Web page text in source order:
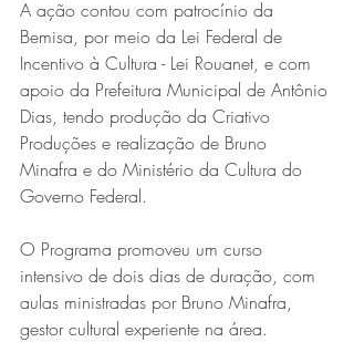
Série MPB abre temporada de
shows em Ipatinga com Flávio
Venturini
A ação contou com patrocínio da
Bemisa, por meio da Lei Federal de
Incentivo à Cultura - Lei Rouanet, e com
apoio da Prefeitura Municipal de Antônio
Dias, tendo produção da Criativo
Produções e realização de Bruno
Minafra e do Ministério da Cultura do
Governo Federal.
O Programa promoveu um curso
intensivo de dois dias de duração, com
aulas ministradas por Bruno Minafra,
gestor cultural experiente na área.